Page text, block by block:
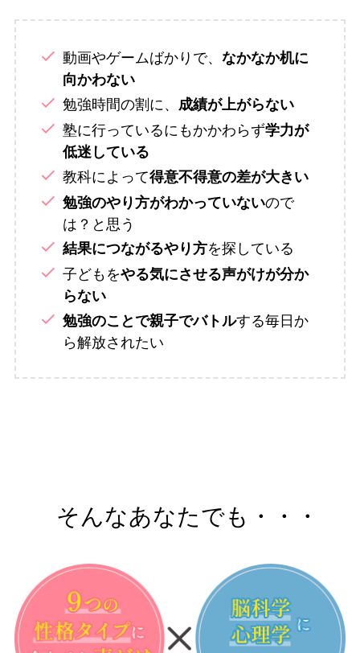
動画やゲームばかりで、なかなか机に
向かわない
勉強時間の割に、 成績が上がらない
塾に行っているにもかかわらず学力が
低迷している
教科によって得意不得意の差が大きい
勉強のやり方がわかっていないので
は？と思う
結果につながるやり方を探している
子どもをやる気にさせる声がけが分か
らない
勉強のことで親子でバトルする毎日か
ら解放されたい
そんなあなたでも・・・